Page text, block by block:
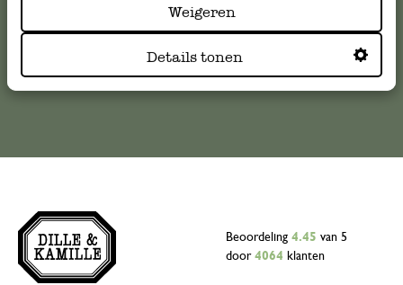
Weigeren
Details tonen
klantenservice@dille-kamille.com
Online Klantenservice
Beoordeling 4.45 van 5
door 4064 klanten